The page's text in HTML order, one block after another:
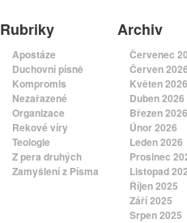
Rubriky
Apostáze
Duchovní písně
Kompromis
Nezařazené
Organizace
Rekové víry
Teologie
Z pera druhých
Zamyšlení z Písma
Archiv
Červenec
Červen 2026
Květen 2026
Duben 2026
Březen 2026
Únor 2026
Leden 2026
Prosinec
Listopad
Říjen 2025
Září 2025
Srpen 2025